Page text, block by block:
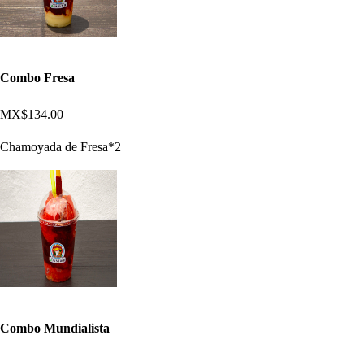
Combo Fresa
MX$134.00
Chamoyada de Fresa*2
Combo Mundialista